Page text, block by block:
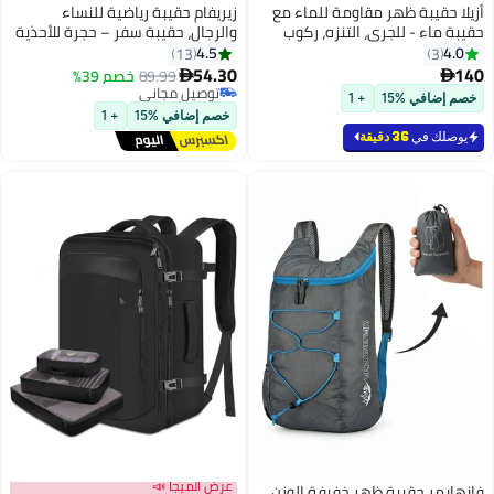
ظهر مقاومة للماء مع
- للجري، التنزه، ركوب
الجبلية، وركوب الدراجات
%15
+ 1
في36 دقيقة
زيريفام حقيبة رياضية للنساء
والرجال، حقيبة سفر – حجرة للأحذية
وجيب للرطوبة
13

89.99خصم 39%
توصيل مجاني
توصيل مجاني
خصم إضافي %15 + 1
عرض الميجا 📣